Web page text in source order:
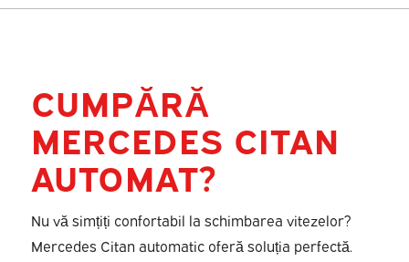
CUMPĂRĂ
MERCEDES CITAN
AUTOMAT?
Nu vă simțiți confortabil la schimbarea vitezelor?
Mercedes Citan automatic oferă soluția perfectă.